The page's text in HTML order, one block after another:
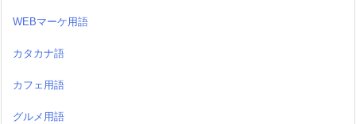
WEBマーケ用語
カタカナ語
カフェ用語
グルメ用語